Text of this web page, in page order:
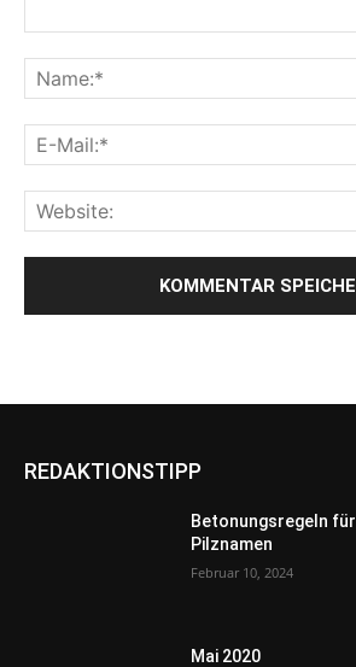
REDAKTIONSTIPP
Betonungsregeln
Pilznamen
Februar 10, 2024
Mai 2020